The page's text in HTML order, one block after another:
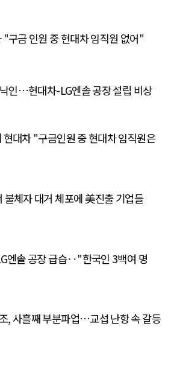
구금 인원 중 현대차 임직원 없어"
인…현대차-LG엔솔 공장 설립 비상
대차 "구금인원 중 현대차 임직원은
불체자 대거 체포에 美진출 기업들
엔솔 공장 급습‥"한국인 3백여 명
, 사흘째 부분파업…교섭 난항 속 갈등